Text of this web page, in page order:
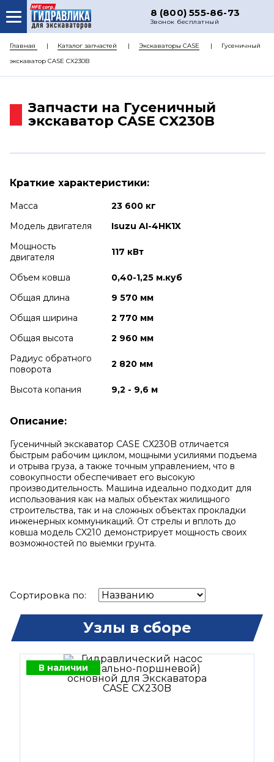
8 (800) 555-86-73
Звонок бесплатный
О НАС
КАТАЛОГ ЗАПЧАСТЕЙ
ДОСТАВКА
Главная Каталог запчастей Экскаваторы CASE
Гусеничный
экскаватор CASE CX230B
Запчасти на Гусеничный
экскаватор CASE CX230B
Краткие характеристики:
Масса
23 600 кг
Модель двигателя
Isuzu AI-4HK1X
Мощность
двигателя
117 кВт
Объем ковша
0,40-1,25 м.куб
Общая длина
9 570 мм
Общая ширина
2 770 мм
Общая высота
2 960 мм
Радиус обратного
поворота
2 820 мм
Высота копания 9,2 - 9,6 м
Описание:
Гусеничный экскаватор CASE СХ230B отличается
быстрым рабочим циклом, мощными усилиями подъема
и отрыва груза, а также точным управлением, что в
совокупности обеспечивает его высокую
производительность. Машина идеально подходит для
использования как на малых объектах жилищного
строительства, так и на сложных объектах прокладки
инженерных коммуникаций. От стрелы и вплоть до
ковша модель CX210 демонстрирует мощность своих
возможностей по выемки грунта.
Сортировка по:
Узлы в сборе
В наличии